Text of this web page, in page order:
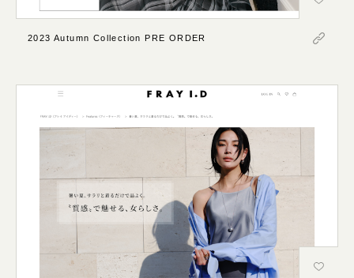
2023 Autumn Collection PRE ORDER